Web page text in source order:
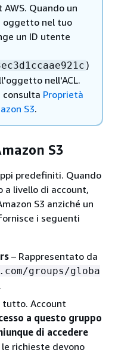
Quando un
oggetto nel tuo
un ID utente
)
nell'ACL.
consulta Proprietà
S3.
S3
predefiniti. Quando
a livello di account,
S3 anziché un
i seguenti
– Rappresentato da
groups/globa
.
tutto. Account
a questo gruppo
di accedere
richieste devono